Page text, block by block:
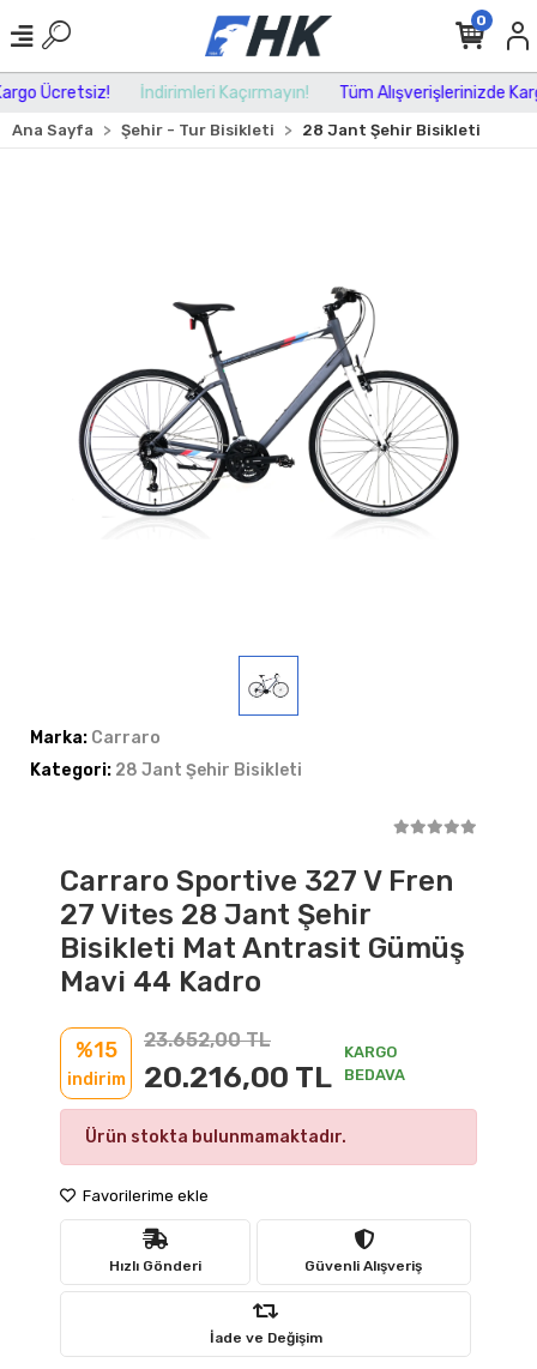
Ücretsiz! İndirimleri Kaçırmayın! Tüm Alışverişlerinizde
0
Ana Sayfa Şehir - Tur Bisikleti 28 Jant Şehir Bisikleti
Marka: Carraro
Kategori: 28 Jant Şehir Bisikleti
Carraro Sportive 327 V Fren
27 Vites 28 Jant Şehir
Bisikleti Mat Antrasit Gümüş
Mavi 44 Kadro
%15
indirim
23.652,00 TL
20.216,00 TL
KARGO
BEDAVA
Ürün stokta bulunmamaktadır.
Favorilerime ekle
Hızlı Gönderi Güvenli Alışveriş
İade ve Değişim